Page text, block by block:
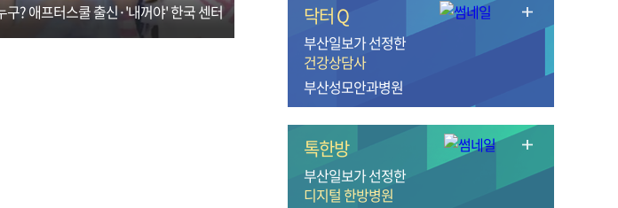
? 애프터스쿨 출신·'내꺼야' 한국 센터 닥터 Q
부산일보가 선정한
건강상담사
부산성모안과병원
톡한방
부산일보가 선정한
디지털 한방병원